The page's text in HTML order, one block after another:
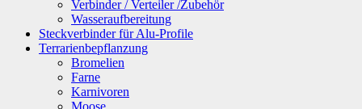
Verbinder / Verteiler /Zubehör
Wasseraufbereitung
Steckverbinder für Alu-Profile
Terrarienbepflanzung
Bromelien
Farne
Karnivoren
Moose